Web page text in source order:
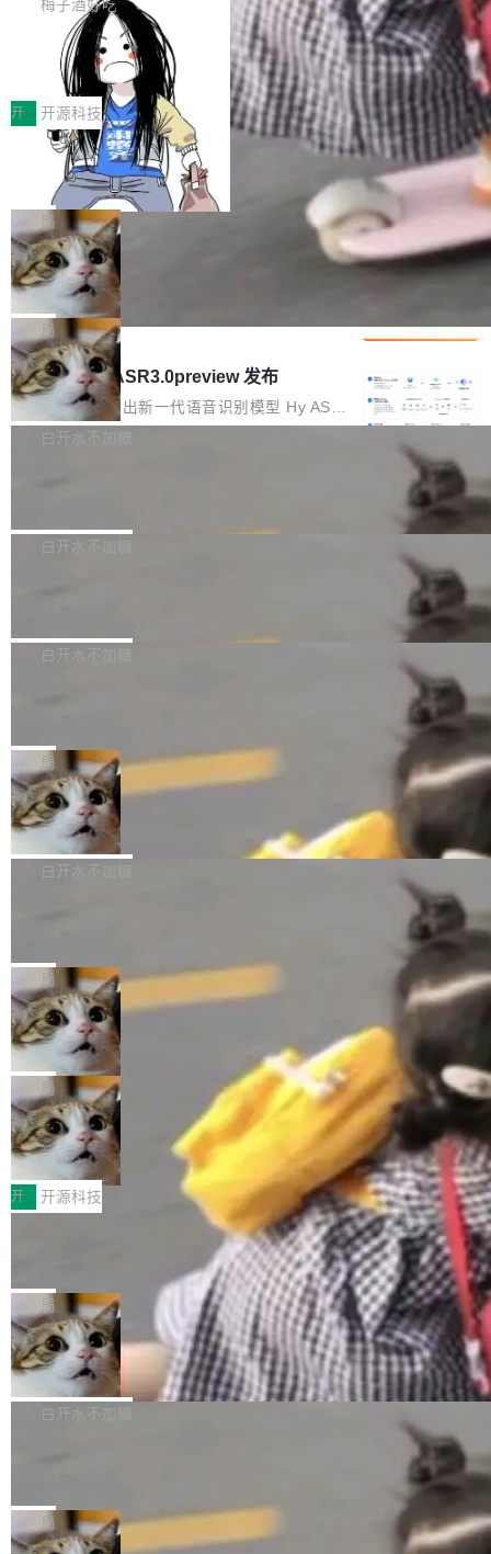
正是围绕这些实际问题，从Token治理和成本治
理两个方面，让用户的每一份算力都看得清、管
得住、用得稳、省得下、更安全！ 一、从现在开
始，Token使用一目...
年的编程搭档，MapReduce 和 Bigtable 的共同
作者）、Quoc Le（Google 大脑核心成员，Se
q2Seq 和 DocAI 的共同发明人）以及 Oriol Vin
yals（Gemini 联合负责人，AlphaSta...
齐。 SolonCode 是什么 SolonCode 是杭州无
耳科技研发的企业级终端编码智能体——一位全
中文驱动的数字员工，自主理解需求、规划步
骤、编写代码。不挑模型、不挑平台，curl 一行
装完即用。 开源地址：Gitee · GitCode · GitHu
b 安装 支持 Java 8+（8~26）、macOS / Linu
x / Windows / Harmony PC。 # macOS / Linu
x / Harmony PC curl -fsSL https://solon.noea
r.org/solon...
梅子酒好吃
让“代码语义理解”深度释放AI Coding
价值潜能：华为云码道（CodeArts）
代码仓技术解析
一、代码仓深度理解技术的作用与价值 在软件工
程实践中，代码仓是企业核心知识资产的主要载
体。企业级代码仓库通常包含数十万乃至数百万
个文件，其规模远超单次模型调用可承载的上下
文窗口。随着项目规模的持续扩张与代码历史的
不断累积，代码仓中的模块关系、接口契约、业
务逻辑等关键信息往往分散于数十乃至数百个文
件之中，形成高度复杂的知识关联网络。传统的
代码检索手段（如关键词匹配、目录遍历）仅能
在语法层面完成文本定位，难以触及代码的语义
内涵与结构关联，导致开发者使用代码智能体在
理解大规模代码仓时面临显著"代码仓理解"瓶
颈。 代码仓深度理解服务（以下简称" CodeBas
e深度理解服务"）是华为云码道（CodeA...
开 开源科技
一条“删库”命令跑 17 小时，算法工程
师删光 89TB 数据只为干私活
最高人民检察院8月4日公布了一起案件：北京一
名90后算法工程师王某，为了给自己接的私活腾
服务器空间，删光了公司AI游戏部门的全部核心
数据。 王某2024年1月入职东城区某科技公司AI
短剧部门，有互联网大厂背景。在公司内部架构
调整期间，部门三次通知全员将数据从A集群迁
移到B集群，王某都回复了"收到"。 他没有迁移
数据。2024年9月3日下午4点，他使用此前登录
的账号密码进入A集群，输入了一条被程序员圈
称为"删库跑路"的命令——最高管理员权限、无
自研的多个文生3D和...
局
Cloudflare 分享推理优化实践：KV ca
che 量化 + 权重压缩，吞吐量提升 4
1%，成本降 30%
Kimi 和 GLM 是当前最强的大模型系列之一，但
它们有一个共同的问题：太吃显存了。月之暗面
的 Kimi K 系列和智谱的 GLM 都是长上下文、M
oE 架构的大模型，好用到让人上瘾，但 GPU 显
存永远不够用。 Cloudflare 的 Workers AI 团队
一直在跑这些模型的推理。他们在官方博客上发
整性保护。效果是：吞吐量提升 41%，每 token
局
腾讯混元 Hy ASR3.0preview 发布
腾讯混元正式推出新一代语音识别模型 Hy ASR
3.0preview。基于最新一代大语言模型 Hy3 的
让语音识别不再只是听清，而是真正听懂。通过
w 不要求标准普通话，方言识别覆盖粤语、吴语
白开水不加糖
新和少量网页兼容性修复版本。 Changes/fixe
容提供的字体时出现的几个问题 为避免音频加
质的最低采样率）的音频格式将被拒绝 修复了 C
SS 圆角虚线样式中可能存在的问题 如果表单中
的图像元素不在同一个子树中，则它们将不再关
联 加...
白开水不加糖
发布的 Release Notes，他利用 AI 工具（如 Co
最强的若干项。对于尚未正式发版的 PG 19，则
通过拉取过去一年内（从 PG 18 Beta1 时间点
至今）的所有 commit，同样交由 AI 分析提炼。
经过人工复核，准确度令人满意。这一方法也为
社区爱好者提供了高效跟踪新版本的思路。
白开水不加糖
维护工作一直与我的日常工作、家务、社交生活
和休闲娱乐竞争时间。" 这是 libexpat 维护者 S
ebastian Pipping 写在博客里的话。8 月 4 日，
他宣布了一个新消息：从 2026 年 8 月 1 日起，
他可以全职维护 libexpat 了，最长 6 个月。发
库之一。你的操作系统、浏览器、无数的基础设
施软件，很可能都在用它。而过去十年，维护它
的人一直在用业余...
局
Firefox 153.0.3 发布
Firefox 153.0.3 现已发布，具体更新内容如
下： New Smart Window 包含多项增强功能：
gi?id=2019042">Bug&nbsp;2019042</a>）</l
i> <li>现在，助手可以直接使用 Exa 的网络搜索
结果回答问题，而无需将问题转交给搜索引擎。
（<a href="https://bugzilla.mozilla.org/show_
bug.cgi?id=204...
白开水不加糖
的 npm 包。项目的核心论点是：容器不适合 Ag
ent 计算。真正适合的，是 Isolate。 Cloudflare
工程师在这件事上没什么可谦虚的——他们用 W
orkers 跑了十年 Isolate。用 CEO Matthew Pri
nce 的话说：「我们一生都在用 Isolate 运行代
码，而 AI Agent 不需要容器，它们需要的是 Iso
late。」 容器为什么不合适 容器的问题在于启动
和销毁都太重了。一个 Agent 要执行的任务可能
只需要几毫秒的 CPU 时间，但容器从冷启动到
就绪要花数秒。如果未来有十...
局
OpenAI 公开邮件和聊天记录回应苹果
诉讼，称“Apple is getting this wron
g”
上个月，苹果一纸诉状把 OpenAI 告上法庭，指
控其挖角苹果前员工并窃取商业秘密。苹果的诉
状把 OpenAI 描述成一个系统性地从前东家挖
人、套取机密信息的对手。 OpenAI 没发律师
函，也没选择庭外沉默。它在官网贴了一篇博
文，标题只有六个字：Apple is getting this wro
ng。 然后，它把邮件往来和 iMessage 聊天记
录全贴了出来。 他发错人了 苹果外部律师 Gabr
iel Gross 来自 Weil 律所，2 月 23 日下午 5:53
给 OpenAI 总法律顾问 Che Chang 发了封邮
件，附了一封长信，要求 OpenAI 配合调查前苹
果员工带走机密信...
局
HUAWEI MatePad Edge上架WorkBu
ddy鸿蒙PC版，说话就能干活的AI办公
搭子
全能AI工作台WorkBuddy鸿蒙PC版上架HUAWE
I MatePad Edge应用市场，直接下载即可使
用，与鸿蒙电脑上的体验一致。值得一提的是，
这是目前市面上唯一支持平板接入WorkBuddy P
C版的产品，搭载“人机双写”重磅功能——你写
你的，AI写AI的，同屏协作互不干扰。一句话让
AI帮你干活，现在开启全新体验！ 温馨提示：
体验WorkBuddy鸿蒙PC版前，请将 HUAWEI M
atePad Edge 升级至 HarmonyOS 6.1.0.135S
P9 patch03及以上版本。 *升级路径：设置 > 搜
开 开源科技
FFmpeg 9.0 发布：代号“Lei”，以此纪
全球知名开源多媒体框架 FFmpeg 今天正式发
布了 9.0 版本。这个版本除了带来新一代音视频
处理能力和硬件加速支持之外，还有一个特殊之
处：FFmpeg 9.0 的代号是“Lei”。 这个名字，
来自中国开发者雷霄骅（Lei Xiaohua）。 对于
很多中国音视频开发者而言，这个名字并不陌
“启蒙老师”。 而今年，恰好是雷霄骅离世十周
年。FFmpeg 社区最终选择用一个大版本的名
局
亚马逊成本失控：AI 写代码烧掉 1215
万元，超预算 860%
外媒近日曝光了亚马逊的多份内部报告显示，AI
导致公司在多个项目上超支。《金融时报》报道
编写程序，目标是完成电商平台作者信息与商品
列表的数据匹配 —— 一项常规的数据处理任
白开水不加糖
e CEO Clément Delangue 在 CNBC 的采访里
没有拐弯抹角。他说中国正在赢得 AI 竞赛，而
局